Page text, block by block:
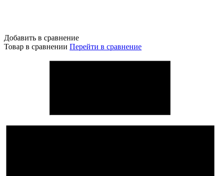
Добавить в сравнение
Товар в сравнении Перейти в сравнение